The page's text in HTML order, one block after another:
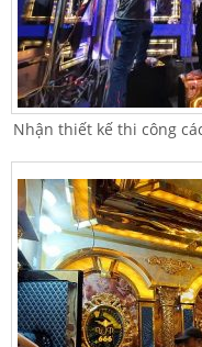
Nhận thiết kế thi công